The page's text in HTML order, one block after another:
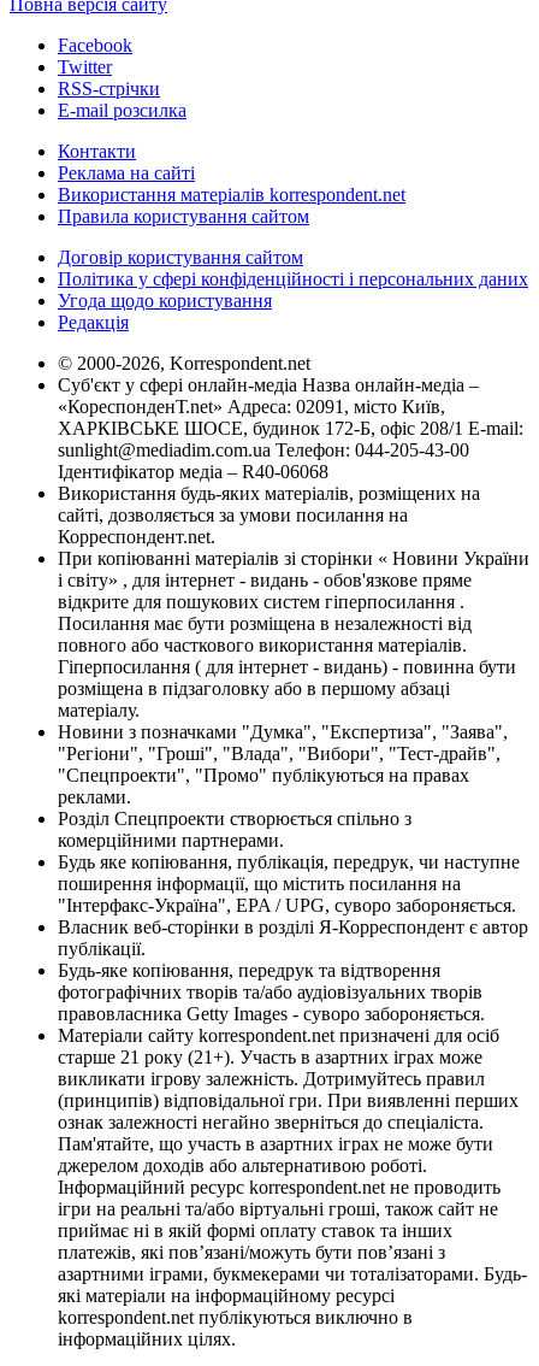
Facebook
Twitter
RSS-стрічки
E-mail розсилка
Контакти
Реклама на сайті
Використання матеріалів korrespondent.net
Правила користування сайтом
Договір користування сайтом
Політика у сфері конфіденційності і персональних даних
Угода щодо користування
Редакція
© 2000-2026, Korrespondent.net
Суб'єкт у сфері онлайн-медіа Назва онлайн-медіа –
«КореспонденТ.net» Адреса: 02091, місто Київ,
ХАРКІВСЬКЕ ШОСЕ, будинок 172-Б, офіс 208/1 E-mail:
sunlight@mediadim.com.ua Телефон: 044-205-43-00
Ідентифікатор медіа – R40-06068
Використання будь-яких матеріалів, розміщених на
сайті, дозволяється за умови посилання на
Корреспондент.net.
При копіюванні матеріалів зі сторінки « Новини України
і світу» , для інтернет - видань - обов'язкове пряме
відкрите для пошукових систем гіперпосилання .
Посилання має бути розміщена в незалежності від
повного або часткового використання матеріалів.
Гіперпосилання ( для інтернет - видань) - повинна бути
розміщена в підзаголовку або в першому абзаці
матеріалу.
Новини з позначками "Думка", "Експертиза", "Заява",
"Регіони", "Гроші", "Влада", "Вибори", "Тест-драйв",
"Спецпроекти", "Промо" публікуються на правах
реклами.
Розділ Спецпроекти створюється спільно з
комерційними партнерами.
Будь яке копіювання, публікація, передрук, чи наступне
поширення інформації, що містить посилання на
"Інтерфакс-Україна", EPA / UPG, суворо забороняється.
Власник веб-сторінки в розділі Я-Корреспондент є автор
публікації.
Будь-яке копіювання, передрук та відтворення
фотографічних творів та/або аудіовізуальних творів
правовласника Getty Images - суворо забороняється.
Матеріали сайту korrespondent.net призначені для осіб
старше 21 року (21+). Участь в азартних іграх може
викликати ігрову залежність. Дотримуйтесь правил
(принципів) відповідальної гри. При виявленні перших
ознак залежності негайно зверніться до спеціаліста.
Пам'ятайте, що участь в азартних іграх не може бути
джерелом доходів або альтернативою роботі.
Інформаційний ресурс korrespondent.net не проводить
ігри на реальні та/або віртуальні гроші, також сайт не
приймає ні в якій формі оплату ставок та інших
платежів, які пов’язані/можуть бути пов’язані з
азартними іграми, букмекерами чи тоталізаторами. Будь-
які матеріали на інформаційному ресурсі
korrespondent.net публікуються виключно в
інформаційних цілях.